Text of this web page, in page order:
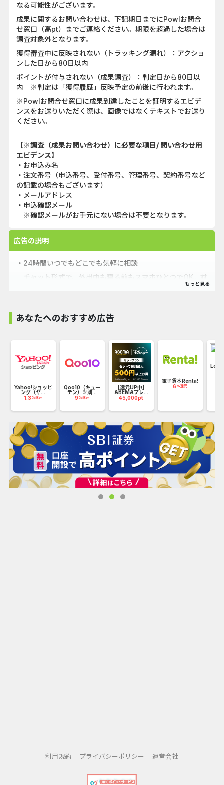
なる可能性がございます。
成果に関するお問い合わせは、下記期日までにPowlお問合
せ窓口（高pt）までご連絡ください。期限を超過した場合は
調査対象外となります。
獲得審査中に反映されない（トラッキング漏れ）：アクショ
ンした日から80日以内
ポイントが付与されない（成果調査）：判定日から80日以
内 ※判定は「獲得履歴」反映予定の前後に行われます。
※Powlお問合せ窓口に成果到達したことを証明するエビデ
ンスをお送りいただく際は、画像ではなくテキストでお送り
ください。
【※調査（成果お問い合わせ）に必要な項目/ 問い合わせ用
エビデンス】
・お申込み名
・注文番号（申込番号、受付番号、管理番号、契約番号など
の記載の場合もございます）
・メールアドレス
・申込確認メール
※確認メールがお手元にない場合は不要となります。
広告の説明
・24時間いつでもどこでも気軽に相談
チャット形式で、外出中も寝る前もスマホひとつでOK。対
面・電話と違い、場所や時間を選ばない利便性が大きな魅
・料金が明朗＆コスパ抜群
引などお得な特典が豊富で、価格感度が高いユーザーに人
気。
・チャット履歴で「あとから見返せる」安心感
アドバイス内容が記録されるので、後で振り返りやすく、
重要なポイントも見逃しません 。
・深く落ち着いて相談できるコミュニケーション
テキスト送信前にじっくり整えられるので、LINE感覚で手
軽ながらも意味のある相談が可能 。
あなたへのおすすめ広告
Yahoo!ショッピ
ング（ヤ...
1.3 %還元
Qoo10（キュー
テン）※購...
9 %還元
【還元UP中】
ABEMAプレ...
45,000pt
電子貸本Renta!
6 %還元
利用規約 プライバシーポリシー 運営会社